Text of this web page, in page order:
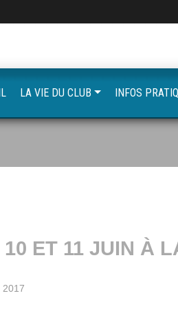
ET 11 JUIN À
2017
LA VIE DU CLUB INFOS